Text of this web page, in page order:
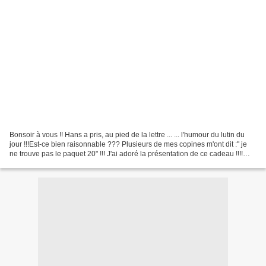
Bonsoir à vous !! Hans a pris, au pied de la lettre ... ... l'humour du lutin du
jour !!!Est-ce bien raisonnable ??? Plusieurs de mes copines m'ont dit :" je
ne trouve pas le paquet 20" !!! J'ai adoré la présentation de ce cadeau !!!!